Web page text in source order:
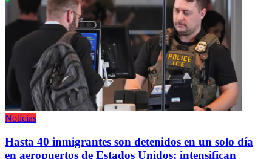
Noticias
Hasta 40 inmigrantes son detenidos en un solo día
en aeropuertos de Estados Unidos; intensifican